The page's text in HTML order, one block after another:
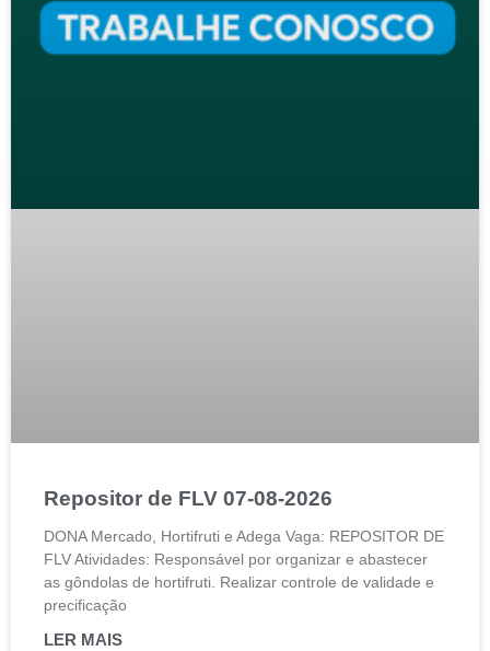
Repositor de FLV 07-08-2026
DONA Mercado, Hortifruti e Adega Vaga: REPOSITOR DE
FLV Atividades: Responsável por organizar e abastecer
as gôndolas de hortifruti. Realizar controle de validade e
precificação
LER MAIS